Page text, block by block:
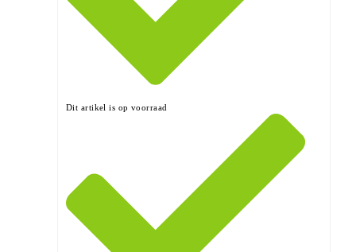
Dit artikel is op voorraad